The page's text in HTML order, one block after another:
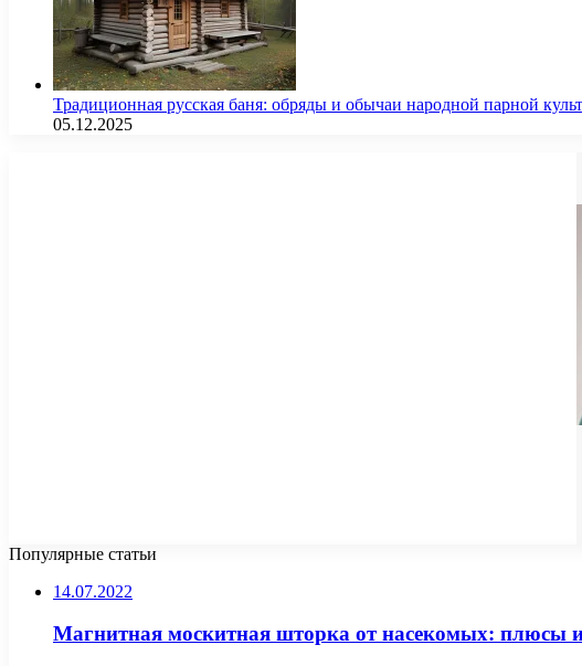
Традиционная русская баня: обряды и обычаи народной парной
05.12.2025
Популярные статьи
14.07.2022
Магнитная москитная шторка от насекомых: плюсы